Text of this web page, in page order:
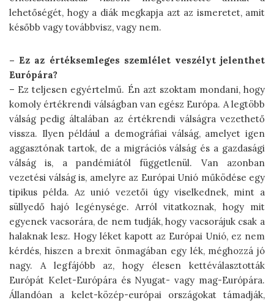
lehetőségét, hogy a diák megkapja azt az ismeretet, amit
később vagy továbbvisz, vagy nem.
– Ez az értéksemleges szemlélet veszélyt jelenthet
Európára?
– Ez teljesen egyértelmű. Én azt szoktam mondani, hogy
komoly értékrendi válságban van egész Európa. A legtöbb
válság pedig általában az értékrendi válságra vezethető
vissza. Ilyen például a demográfiai válság, amelyet igen
aggasztónak tartok, de a migrációs válság és a gazdasági
válság is, a pandémiától függetlenül. Van azonban
vezetési válság is, amelyre az Európai Unió működése egy
tipikus példa. Az unió vezetői úgy viselkednek, mint a
süllyedő hajó legénysége. Arról vitatkoznak, hogy mit
egyenek vacsorára, de nem tudják, hogy vacsorájuk csak a
halaknak lesz. Hogy léket kapott az Európai Unió, ez nem
kérdés, hiszen a brexit önmagában egy lék, méghozzá jó
nagy. A legfájóbb az, hogy élesen kettéválasztották
Európát Kelet-Európára és Nyugat- vagy mag-Európára.
Állandóan a kelet-közép-európai országokat támadják,